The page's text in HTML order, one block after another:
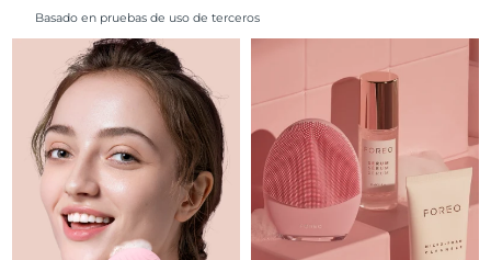
Basado en pruebas de uso de terceros
Catar
Reunión Entrega prevista
Rumanía Entrega prevista
Rusia Entrega prevista 8/17/26
Arabia Saudí Entrega prevista 8/10/26